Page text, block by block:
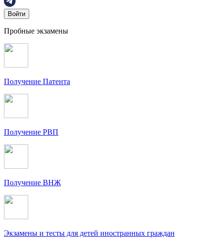
Войти
Пробные экзамены
Получение Патента
Получение РВП
Получение ВНЖ
Экзамены и тесты для детей иностранных граждан